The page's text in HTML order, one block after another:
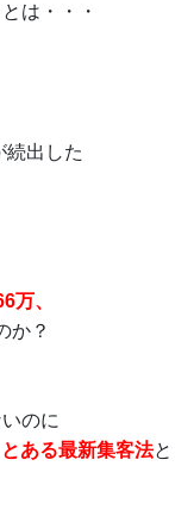
は・・・
続出した
万、
か？
のに
とある最新集客法と